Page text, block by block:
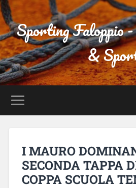
Sporting Faloppio -
&
I MAURO
SECONDA TAPPA
COPPA SCUOLA